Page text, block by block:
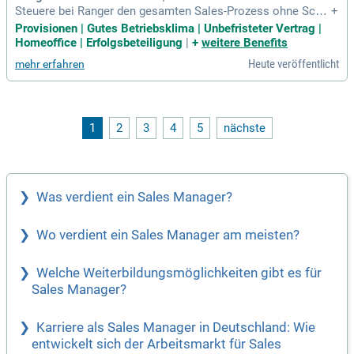
Steuere bei Ranger den gesamten Sales-Prozess ohne Schic
htdienst und Dialer. Profitiere von einem sicheren Fixum und
einem attraktiven Provisionsmodell. Als einer der führenden
Outsourcing-Dienstleister in Europa sind wir auf B2B-Vertrie
b spezialisiert. Unser über 30-jähriger Erfolg im Door-to-Doo
r-Vertrieb macht uns zum Marktgestalter. Wir vereinen den R
wicklung ebenso hoch im Kurs wie herausragende Performa
+
Provisionen | Gutes Betriebsklima | Unbefristeter Vertrag |
Homeoffice | Erfolgsbeteiligung | + weitere Benefits
mehr erfahren Heute veröffentlicht
1 2 3 4 5 nächste
Was verdient ein Sales Manager?
Wo verdient ein Sales Manager am meisten?
Welche Weiterbildungsmöglichkeiten gibt es für
Sales Manager?
Karriere als Sales Manager in Deutschland: Wie
entwickelt sich der Arbeitsmarkt für Sales